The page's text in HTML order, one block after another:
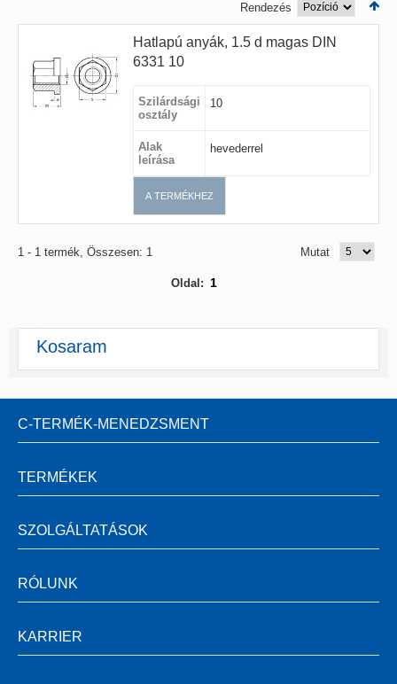
Rendezés
Hatlapú anyák, 1.5 d magas DIN
6331 10
Szilárdsági
osztály
10
Alak
leírása
hevederrel
A TERMÉKHEZ
1 - 1 termék, Összesen: 1 Mutat
Oldal: 1
Kosaram
C-TERMÉK-MENEDZSMENT
TERMÉKEK
SZOLGÁLTATÁSOK
RÓLUNK
KARRIER